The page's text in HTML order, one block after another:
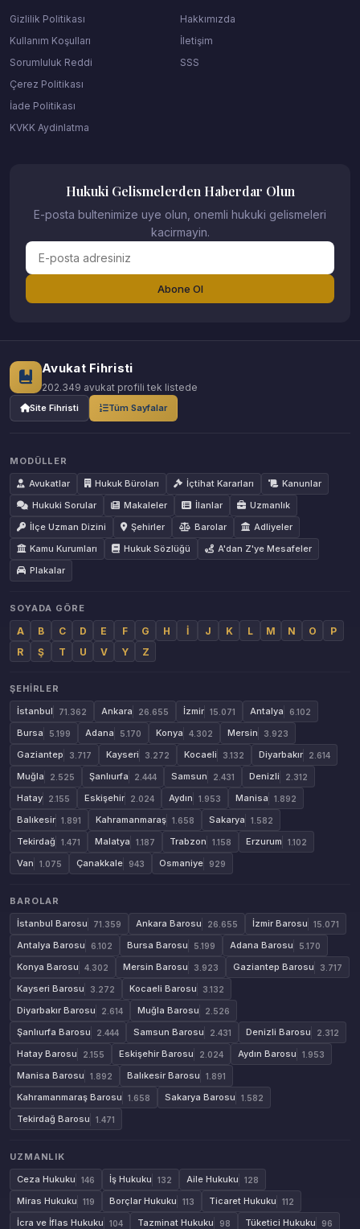
Gizlilik Politikası
Kullanım Koşulları
Sorumluluk Reddi
Çerez Politikası
İade Politikası
KVKK Aydinlatma
Hakkımızda
İletişim
SSS
Hukuki Gelismelerden Haberdar Olun
E-posta bultenimize uye olun, onemli hukuki gelismeleri
kacirmayin.
Abone Ol
Avukat Fihristi
202.349 avukat profili tek listede
Site Fihristi Tüm Sayfalar
MODÜLLER
Avukatlar
Hukuk Büroları İçtihat Kararları
Kanunlar
Hukuki Sorular
Makaleler İlanlar
Uzmanlık
İlçe Uzman Dizini
Şehirler Barolar
Adliyeler
Kamu Kurumları
Hukuk Sözlüğü
A'dan Z'ye Mesafeler
Plakalar
SOYADA GÖRE
A B C D E F G H İ J K L M N O
P
R
Ş T U V Y Z
ŞEHIRLER
İstanbul
71.362 Ankara 26.655 İzmir 15.071 Antalya 6.102
Bursa 5.199 Adana 5.170 Konya 4.302 Mersin 3.923
Gaziantep 3.717 Kayseri 3.272 Kocaeli 3.132 Diyarbakır 2.614
Muğla 2.525 Şanlıurfa 2.444 Samsun 2.431 Denizli 2.312
Hatay 2.155 Eskişehir 2.024 Aydın 1.953 Manisa 1.892
Balıkesir 1.891 Kahramanmaraş 1.658 Sakarya 1.582
Tekirdağ 1.471 Malatya 1.187 Trabzon 1.158 Erzurum 1.102
Van 1.075 Çanakkale 943 Osmaniye 929
BAROLAR
İstanbul Barosu
71.359 Ankara Barosu 26.655 İzmir Barosu 15.071
Antalya Barosu 6.102 Bursa Barosu 5.199 Adana Barosu 5.170
Konya Barosu 4.302 Mersin Barosu 3.923 Gaziantep Barosu 3.717
Kayseri Barosu 3.272 Kocaeli Barosu 3.132
Diyarbakır Barosu 2.614 Muğla Barosu 2.526
Şanlıurfa Barosu 2.444 Samsun Barosu 2.431 Denizli Barosu 2.312
Hatay Barosu 2.155 Eskişehir Barosu 2.024 Aydın Barosu 1.953
Manisa Barosu 1.892 Balıkesir Barosu 1.891
Kahramanmaraş Barosu 1.658 Sakarya Barosu 1.582
Tekirdağ Barosu 1.471
UZMANLIK
Ceza Hukuku
146 İş Hukuku 132 Aile Hukuku 128
Miras Hukuku 119 Borçlar Hukuku 113 Ticaret Hukuku 112
İcra ve İflas Hukuku 104 Tazminat Hukuku 98 Tüketici Hukuku 96